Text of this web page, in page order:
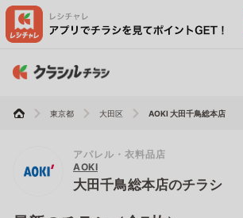
東京都 大田区 AOKI 大田千鳥総本店
アパレル・衣料品店
AOKI
大田千鳥総本店のチラシ